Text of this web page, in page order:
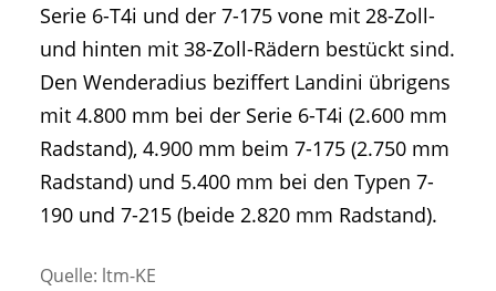
Serie 6-T4i und der 7-175 vone mit 28-Zoll-
und hinten mit 38-Zoll-Rädern bestückt sind.
Den Wenderadius beziffert Landini übrigens
mit 4.800 mm bei der Serie 6-T4i (2.600 mm
Radstand), 4.900 mm beim 7-175 (2.750 mm
Radstand) und 5.400 mm bei den Typen 7-
190 und 7-215 (beide 2.820 mm Radstand).
Quelle: ltm-KE